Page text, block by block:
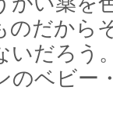
のだから
いだろう
のベビー